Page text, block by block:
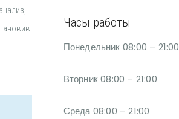
Часы работы
Понедельник 08:00 – 21:00
Вторник08:00 – 21:00
Среда08:00 – 21:00